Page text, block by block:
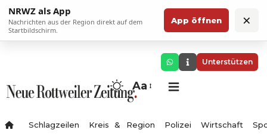
NRWZ als App
Nachrichten aus der Region direkt auf dem
Startbildschirm.
App öffnen ×
Unterstützen
Aa
Schlagzeilen Kreis & Region Polizei Wirtschaft